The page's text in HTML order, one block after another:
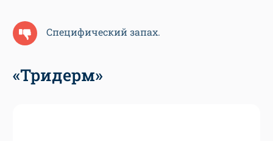
Специфический запах.
«Тридерм»